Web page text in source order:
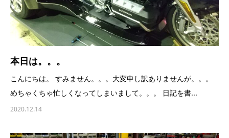
本日は。。。
こんにちは。 すみません。。。大変申し訳ありませんが。。。
めちゃくちゃ忙しくなってしまいまして。。。 日記を書...
2020.12.14